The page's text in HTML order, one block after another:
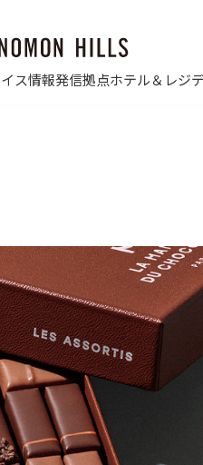
ス情報発信拠点ホテル＆レジ